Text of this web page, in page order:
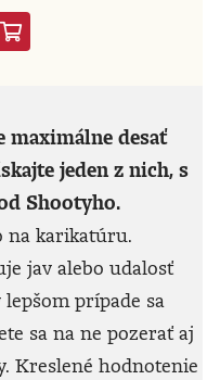
maximálne desať
jeden z nich, s
Shootyho.
na karikatúru.
jav alebo udalosť
prípade sa
sa na ne pozerať aj
Kreslené hodnotenie